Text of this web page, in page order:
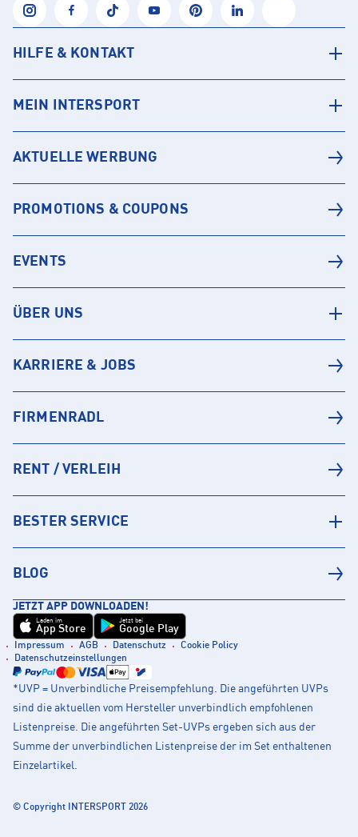
HILFE & KONTAKT
MEIN INTERSPORT
AKTUELLE WERBUNG
PROMOTIONS & COUPONS
EVENTS
ÜBER UNS
KARRIERE & JOBS
FIRMENRADL
RENT / VERLEIH
BESTER SERVICE
BLOG
JETZT APP DOWNLOADEN!
Laden im
App Store
Jetzt bei
Google Play
Impressum AGB Datenschutz
Cookie Policy
Datenschutzeinstellungen
*UVP = Unverbindliche Preisempfehlung. Die angeführten UVPs
sind die aktuellen vom Hersteller unverbindlich empfohlenen
Listenpreise. Die angeführten Set-UVPs ergeben sich aus der
Summe der unverbindlichen Listenpreise der im Set enthaltenen
Einzelartikel.
© Copyright INTERSPORT 2026